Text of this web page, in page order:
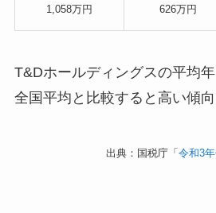
1,058万円 626万円
T&Dホールディングスの平均
全国平均と比較すると高い傾向
出典：国税庁「令和3